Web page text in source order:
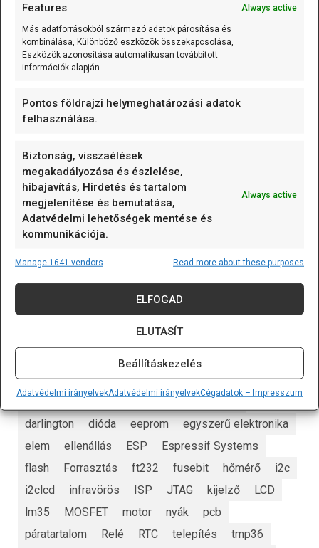
Features Always active
Más adatforrásokból származó adatok párosítása és
kombinálása, Különböző eszközök összekapcsolása,
Eszközök azonosítása automatikusan továbbított
információk alapján.
Pontos földrajzi helymeghatározási adatok
felhasználása.
Biztonság, visszaélések
megakadályozása és észlelése,
hibajavítás, Hirdetés és tartalom
megjelenítése és bemutatása,
Adatvédelmi lehetőségek mentése és
kommunikációja.
Always active
Manage 1641 vendors Read more about these purposes
ELFOGAD
ELUTASÍT
Beállításkezelés
Adatvédelmi irányelvekAdatvédelmi irányelvekCégadatok – Impresszum
K-típusú szerelt hőmérő (0…600 °C) 1m
A K-típusú szerelt hőmérő (0...600C;
variálható kábelhossz) olyan mérőelem,
amely
K-típusú szerelt hőmérő (0…600 °C) 0.5m
variálható kábelhossz) olyan mérőelem,
amely[...]
125 kHz RFID kulcstartó (EM4305/T5577 írható)
Vegyes/Mixed
írható) olyan passzív RFID[...]
CÍMKÉK
alappanel Arduino
Arduino nap
Arduino nap 2023
art AVR
biztosíték
darlington
dióda eeprom
egyszerű elektronika
elem
ellenállás ESP
Espressif Systems
flash
Forrasztás ft232 fusebit hőmérő
i2c
i2clcd
infravörös ISP JTAG kijelző
LCD
lm35
MOSFET motor nyák
pcb
páratartalom
Relé RTC telepítés
tmp36